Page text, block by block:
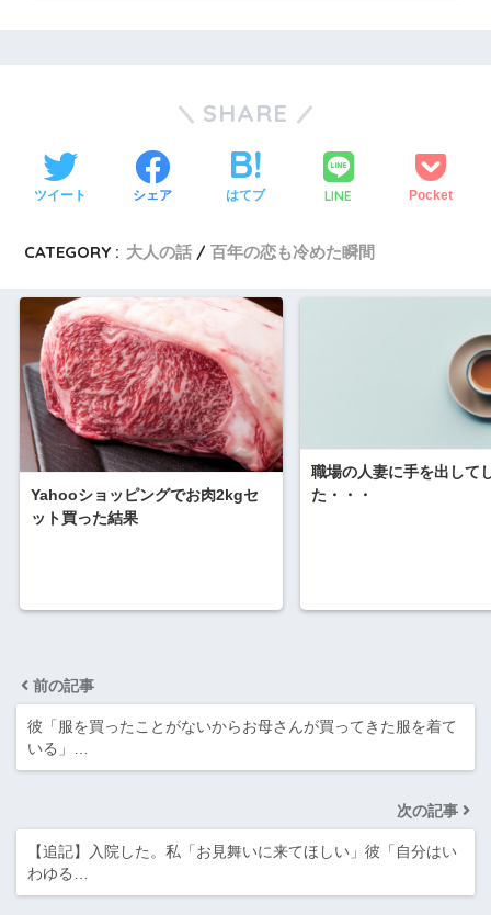
SHARE
ツイート シェア はてブ LINE Pocket
CATEGORY : 大人の話 百年の恋も冷めた瞬間
Yahooショッピングでお肉2kgセ
ット買った結果
職場の人妻に手を出して
た・・・
前の記事
彼「服を買ったことがないからお母さんが買ってきた服を着て
いる」…
次の記事
【追記】入院した。私「お見舞いに来てほしい」彼「自分はい
わゆる…